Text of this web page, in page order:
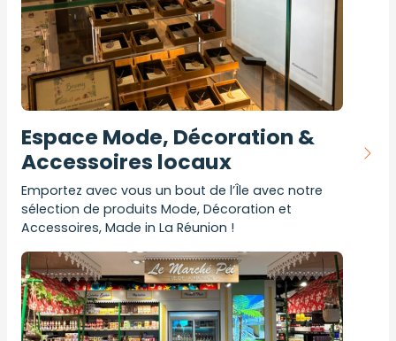
Espace Mode, Décoration &
Accessoires locaux
Emportez avec vous un bout de l’Île avec notre
sélection de produits Mode, Décoration et
Accessoires, Made in La Réunion !